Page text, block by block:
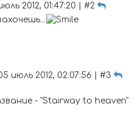
2012, 01:47:20 | #2
июль 2012, 02:07:56 | #3
- "Stairway to heaven"